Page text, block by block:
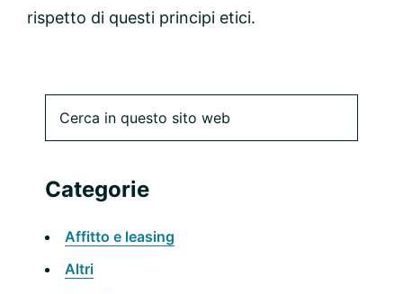
rispetto di questi principi etici.
Barra
laterale
primaria
web
Categorie
Affitto e leasing
Altri